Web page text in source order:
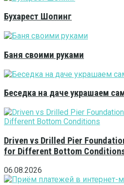
Бухарест Шопинг
Баня своими руками
Беседка на даче украшаем
Driven vs Drilled Pier
for Different Bottom
06.08.2026